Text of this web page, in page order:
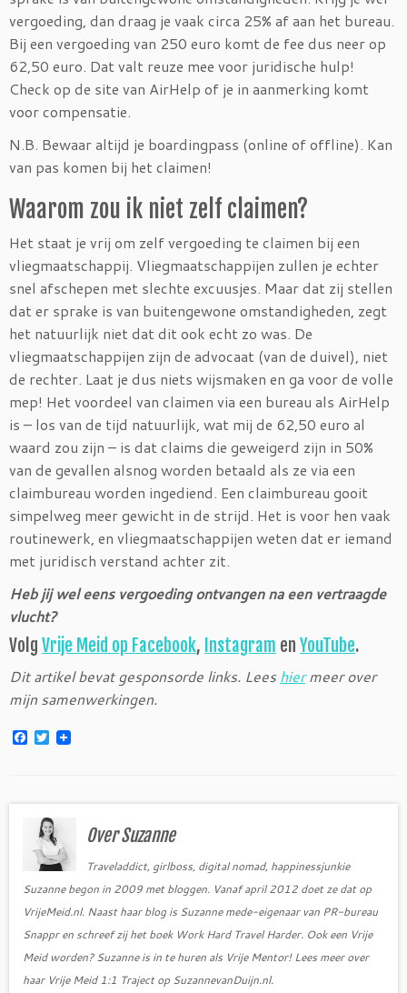
vergoeding, dan draag je vaak circa 25% af aan het bureau.
Bij een vergoeding van 250 euro komt de fee dus neer op
62,50 euro. Dat valt reuze mee voor juridische hulp!
Check op de site van AirHelp of je in aanmerking komt
voor compensatie.
N.B. Bewaar altijd je boardingpass (online of offline). Kan
van pas komen bij het claimen!
Waarom zou ik niet zelf claimen?
Het staat je vrij om zelf vergoeding te claimen bij een
vliegmaatschappij. Vliegmaatschappijen zullen je echter
snel afschepen met slechte excuusjes. Maar dat zij stellen
dat er sprake is van buitengewone omstandigheden, zegt
het natuurlijk niet dat dit ook echt zo was. De
vliegmaatschappijen zijn de advocaat (van de duivel), niet
de rechter. Laat je dus niets wijsmaken en ga voor de volle
mep! Het voordeel van claimen via een bureau als AirHelp
is – los van de tijd natuurlijk, wat mij de 62,50 euro al
waard zou zijn – is dat claims die geweigerd zijn in 50%
van de gevallen alsnog worden betaald als ze via een
claimbureau worden ingediend. Een claimbureau gooit
simpelweg meer gewicht in de strijd. Het is voor hen vaak
routinewerk, en vliegmaatschappijen weten dat er iemand
met juridisch verstand achter zit.
Heb jij wel eens vergoeding ontvangen na een vertraagde
vlucht?
Volg Vrije Meid op Facebook, Instagram en YouTube.
Dit artikel bevat gesponsorde links. Leeshiermeer over
mijn samenwerkingen.
F
o
T
w
e
r
Over Suzanne
Traveladdict, girlboss, digital nomad, happinessjunkie
Suzanne begon in 2009 met bloggen. Vanaf april 2012 doet ze dat op
VrijeMeid.nl. Naast haar blog is Suzanne mede-eigenaar van PR-bureau
Snappr en schreef zij het boek Work Hard Travel Harder. Ook een Vrije
Meid worden? Suzanne is in te huren als Vrije Mentor! Lees meer over
haar Vrije Meid 1:1 Traject op SuzannevanDuijn.nl.